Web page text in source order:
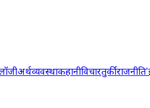
अर्थव्यवस्थाकहानीविचारतुर्कीराजनीति